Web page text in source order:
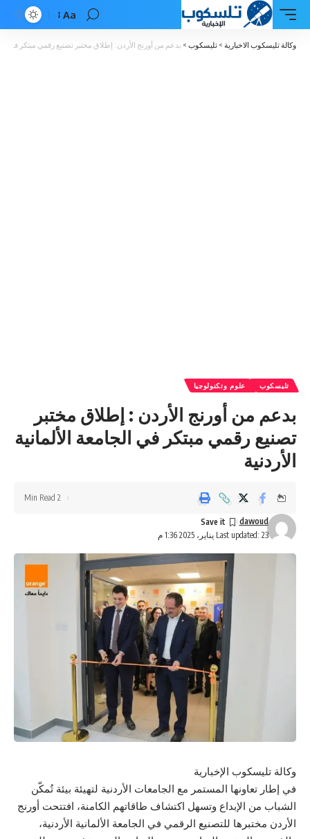
Font
Aa
وكالة تليسكوب الاخبارية > تليسكوب > بدعم من أورنج الأردن : إطلاق مختبر تصنيع رقمي مبتكر في
تليسكوب علوم وتكنولوجيا
بدعم من أورنج الأردن : إطلاق مختبر
تصنيع رقمي مبتكر في الجامعة الألمانية
الأردنية
Last updated: 23 يناير، 2025 1:36 م
dawoud
2 Min Read
وكالة تليسكوب الإخبارية
في إطار تعاونها المستمر مع الجامعات الأردنية لتهيئة بيئة تُمكّن
الشباب من الإبداع وتسهل اكتشاف طاقاتهم الكامنة، افتتحت أورنج
الأردن مختبرها للتصنيع الرقمي في الجامعة الألمانية الأردنية،